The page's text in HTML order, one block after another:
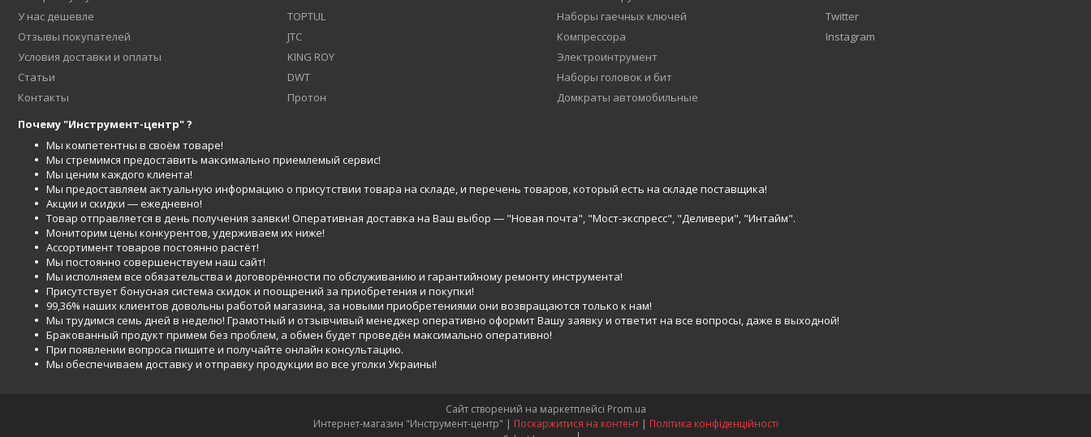
У нас дешевле
Отзывы покупателей
Условия доставки и оплаты
Статьи
Контакты
TOPTUL
JTC
KING ROY
DWT
Протон
Наборы гаечных ключей
Компрессора
Электроинтрумент
Наборы головок и бит
Домкраты автомобильные
Twitter
Instagram
Почему "Инструмент-центр" ?
Мы компетентны в своём товаре!
Мы стремимся предоставить максимально приемлемый сервис!
Мы ценим каждого клиента!
Мы предоставляем актуальную информацию о присутствии товара на складе, и перечень товаров, который есть на складе поставщика!
Акции и скидки ― ежедневно!
Товар отправляется в день получения заявки! Оперативная доставка на Ваш выбор ― "Новая почта", "Мост-экспресс", "Деливери", "Интайм".
Мониторим цены конкурентов, удерживаем их ниже!
Ассортимент товаров постоянно растёт!
Мы постоянно совершенствуем наш сайт!
Мы исполняем все обязательства и договорённости по обслуживанию и гарантийному ремонту инструмента!
Присутствует бонусная система скидок и поощрений за приобретения и покупки!
99,36% наших клиентов довольны работой магазина, за новыми приобретениями они возвращаются только к нам!
Мы трудимся семь дней в неделю! Грамотный и отзывчивый менеджер оперативно оформит Вашу заявку и ответит на все вопросы, даже в выходной!
Бракованный продукт примем без проблем, а обмен будет проведён максимально оперативно!
При появлении вопроса пишите и получайте онлайн консультацию.
Мы обеспечиваем доставку и отправку продукции во все уголки Украины!
Сайт створений на маркетплейсі Prom.ua
Интернет-магазин "Инструмент-центр" | Поскаржитися на контент | Політика конфіденційності